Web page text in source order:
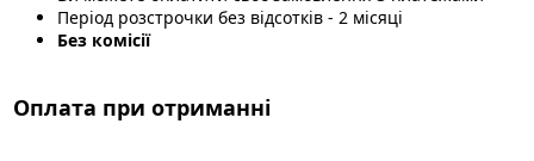
Період розстрочки без відсотків - 2 місяці
Без комісії
Оплата при отриманні